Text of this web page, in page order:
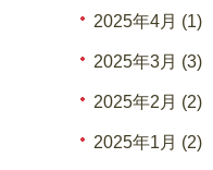
2025年4月 (1)
2025年3月 (3)
2025年2月 (2)
2025年1月 (2)